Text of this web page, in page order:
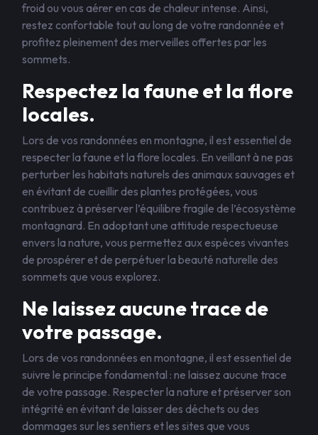
froid ou vous aérer en cas de chaleur intense. Ainsi,
restez confortable tout au long de votre randonnée et
profitez pleinement des merveilles offertes par les
sommets.
Respectez la faune et la flore
locales.
Lors de vos randonnées en montagne, il est essentiel de
respecter la faune et la flore locales. En veillant à ne pas
perturber les habitats naturels des animaux sauvages et
en évitant de cueillir des plantes protégées, vous
contribuez à préserver l’équilibre fragile de l’écosystème
montagnard. En adoptant une attitude respectueuse
envers la nature, vous permettez aux espèces vivantes
de prospérer et de perpétuer la beauté naturelle des
sommets que vous explorez.
Ne laissez aucune trace de
votre passage.
Lors de vos randonnées en montagne, il est essentiel de
suivre le principe fondamental : ne laissez aucune trace
de votre passage. Respecter la nature et préserver son
intégrité en évitant de laisser des déchets ou des
dommages sur les sentiers et les sites que vous